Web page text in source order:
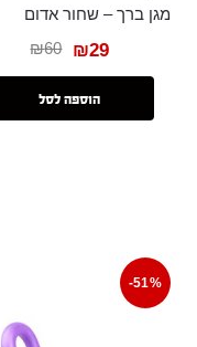
מגן ברך – שחור אדום
₪60 ₪29
הוספה לסל
-51%